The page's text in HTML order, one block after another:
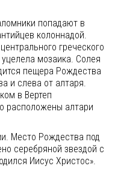
попадают в
колоннадой.
греческого
мозаика. Солея
пещера Рождества
и слева от алтаря.
в Вертеп
расположены алтари
Место Рождества под
серебряной звездой с
Иисус Христос».